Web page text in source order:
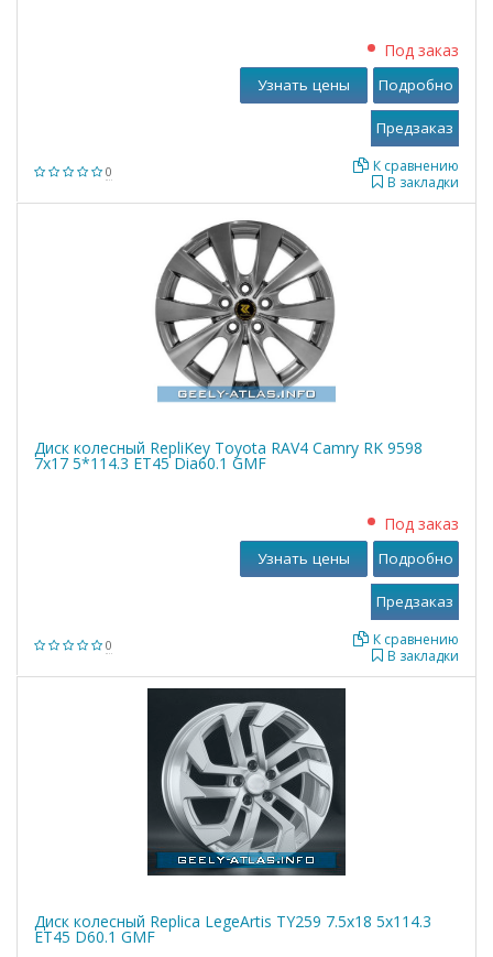
0
Под заказ
В закладки
К сравнению
Узнать цены Подробно
Диск колесный RepliKey Toyota RAV4 Camry RK 9598
7x17 5*114.3 ET45 Dia60.1 GMF
0
Под заказ
В закладки
К сравнению
Узнать цены Подробно
Диск колесный Replica LegeArtis TY259 7.5x18 5x114.3
ET45 D60.1 GMF